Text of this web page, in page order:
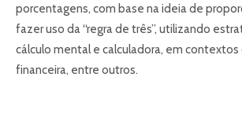
porcentagens, com base na ideia de
fazer uso da “regra de três”, utilizando
cálculo mental e calculadora, em
financeira, entre outros.